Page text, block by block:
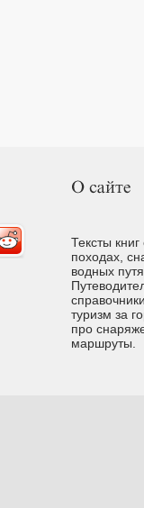
Тексты
походах,
водных
туризм за
про
маршруты.